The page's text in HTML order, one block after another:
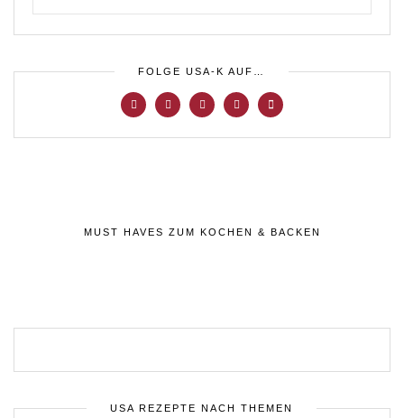
FOLGE USA-K AUF…
MUST HAVES ZUM KOCHEN & BACKEN
USA REZEPTE NACH THEMEN